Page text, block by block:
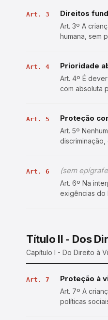
Art. 3 Direitos
Art. 3º A
humana, sem
Art. 4 Prioridade
Art. 4º É
com absoluta
Art. 5 Proteção
Art. 5º
Art. 6 (sem
Art. 6º Na
exigências do
Título II - Dos
Capítulo I - Do Direito à
Art. 7 Proteção à
Art. 7º A
políticas